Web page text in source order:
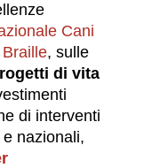
Cani
, sulle
di vita
di interventi
nazionali,